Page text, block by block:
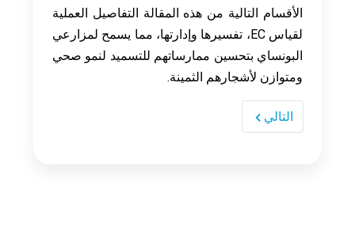
الأقسام التالية من هذه المقالة التفاصيل العملية
لقياس EC، تفسيرها وإدارتها، مما يسمح لمزارعي
البونساي بتحسين ممارساتهم للتسميد لنمو صحي
ومتوازن لأشجارهم الثمينة.
التالي